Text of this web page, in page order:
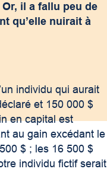
il a fallu peu de
qu’elle nuirait à
individu qui aurait
et 150 000 $
en capital est
au gain excédant le
$ ; les 16 500 $
individu fictif serait